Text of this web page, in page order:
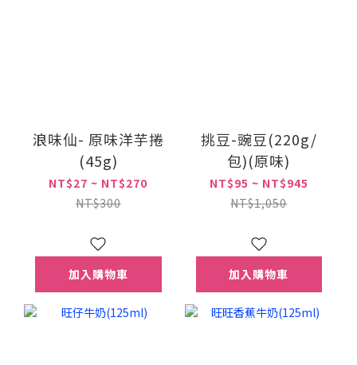
浪味仙- 原味洋芋捲
(45g)
NT$27 ~ NT$270
NT$300
加入購物車
挑豆-豌豆(220g/
包)(原味)
NT$95 ~ NT$945
NT$1,050
加入購物車